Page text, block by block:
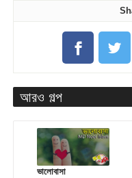
আরও গল্প
ভালোবাসা